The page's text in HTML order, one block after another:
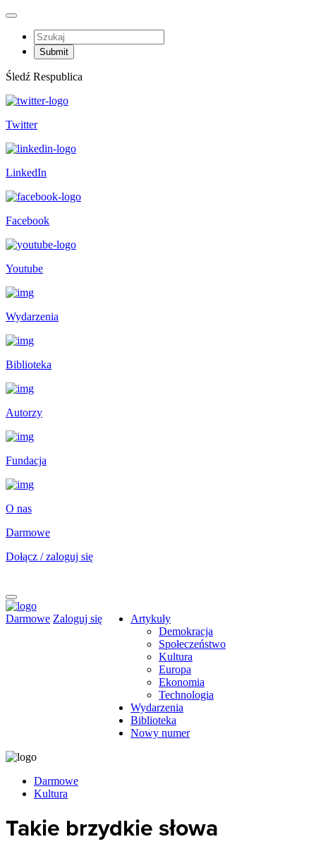
Śledź Respublica
Twitter
LinkedIn
Facebook
Youtube
Wydarzenia
Biblioteka
Autorzy
Fundacja
O nas
Darmowe
Dołącz / zaloguj się
Darmowe Zaloguj się
Artykuły
Demokracja
Społeczeństwo
Kultura
Europa
Ekonomia
Technologia
Wydarzenia
Biblioteka
Nowy numer
Darmowe
Kultura
Takie brzydkie słowa